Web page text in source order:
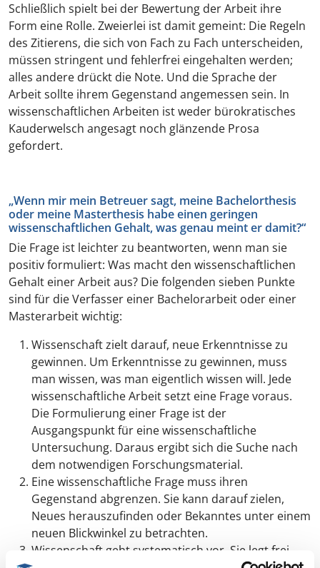
Schließlich spielt bei der Bewertung der Arbeit ihre
Form eine Rolle. Zweierlei ist damit gemeint: Die Regeln
des Zitierens, die sich von Fach zu Fach unterscheiden,
müssen stringent und fehlerfrei eingehalten werden;
alles andere drückt die Note. Und die Sprache der
Arbeit sollte ihrem Gegenstand angemessen sein. In
wissenschaftlichen Arbeiten ist weder bürokratisches
Kauderwelsch angesagt noch glänzende Prosa
gefordert.
„Wenn mir mein Betreuer sagt, meine Bachelorthesis
oder meine Masterthesis habe einen geringen
wissenschaftlichen Gehalt, was genau meint er damit?“
Die Frage ist leichter zu beantworten, wenn man sie
positiv formuliert: Was macht den wissenschaftlichen
Gehalt einer Arbeit aus? Die folgenden sieben Punkte
sind für die Verfasser einer Bachelorarbeit oder einer
Masterarbeit wichtig:
Wissenschaft zielt darauf, neue Erkenntnisse zu
gewinnen. Um Erkenntnisse zu gewinnen, muss
man wissen, was man eigentlich wissen will. Jede
wissenschaftliche Arbeit setzt eine Frage voraus.
Die Formulierung einer Frage ist der
Ausgangspunkt für eine wissenschaftliche
Untersuchung. Daraus ergibt sich die Suche nach
dem notwendigen Forschungsmaterial.
Eine wissenschaftliche Frage muss ihren
Gegenstand abgrenzen. Sie kann darauf zielen,
Neues herauszufinden oder Bekanntes unter einem
neuen Blickwinkel zu betrachten.
Wissenschaft geht systematisch vor. Sie legt frei,